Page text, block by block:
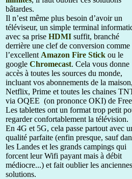
bâtardes.
Il n’est même plus besoin d’avoir un
téléviseur, un simple terminal
avec sa prise HDMI suffit, branché
derrière une clef de conversion comme
l’excellent Amazon Fire Stick ou le
google Chromecast. Cela vous donne
accès à toutes les sources du monde,
incluant vos abonnements de la maison,
Netflix, Prime et toutes les chaines
via OQEE (on prononce OKI) de
Les tablettes ont un format trop petit
regarder confortablement la télévision.
En 4G et 5G, cela passe partout avec
qualité parfaite (enfin presque, sauf
les Landes et les grands campings qui
forcent leur Wifi payant mais à débit
médiocre...) et fait oublier les anciennes
solutions.